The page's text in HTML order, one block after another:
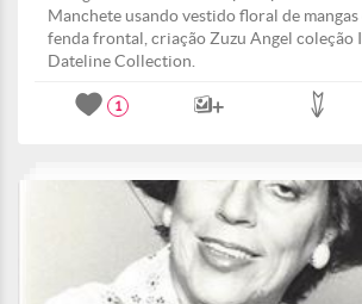
Manchete usando vestido floral de
fenda frontal, criação Zuzu Angel coleção
Dateline Collection.
1